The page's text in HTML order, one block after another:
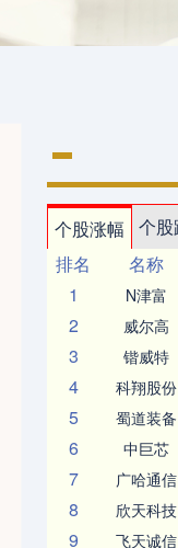
个股涨幅 个股
排名
名称
1
N津富
2 威尔高
3 锴威特
4 科翔股份
5 蜀道装备
6 中巨芯
7 广哈通信
8 欣天科技
9 飞天诚信